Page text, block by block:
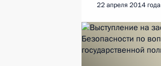
22 апреля 2014 года